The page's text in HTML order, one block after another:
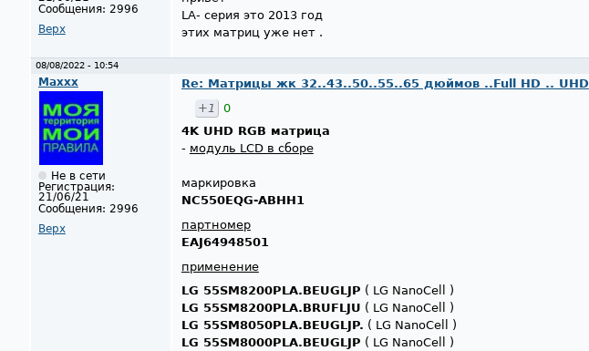
Сообщения: 2996
Верх
LA- серия это 2013 год
этих матриц уже нет .
08/08/2022 - 10:54
Maxxx
Не в сети
Регистрация:
21/06/21
Сообщения: 2996
Верх
Re: Матрицы жк 32..43..50..55..65 дюймов ..Full HD .. UHD
+1
0
4K UHD RGB матрица
- модуль LCD в сборе
маркировка
NC550EQG-ABHH1
партномер
EAJ64948501
применение
LG 55SM8200PLA.BEUGLJP ( LG NanoCell )
LG 55SM8200PLA.BRUFLJU ( LG NanoCell )
LG 55SM8050PLA.BEUGLJP. ( LG NanoCell )
LG 55SM8000PLA.BEUGLJP ( LG NanoCell )